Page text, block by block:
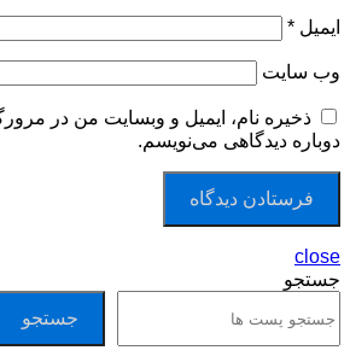
ایمیل *
وب‌ سایت
ذخیره نام، ایمیل و وبسایت من در
دوباره دیدگاهی می‌نویسم.
close
جستجو
جستجو